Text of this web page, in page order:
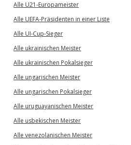
Alle U21-Europameister
Alle UEFA-Präsidenten in einer Liste
Alle UI-Cup-Sieger
Alle ukrainischen Meister
Alle ukrainischen Pokalsieger
Alle ungarischen Meister
Alle ungarischen Pokalsieger
Alle uruguayanischen Meister
Alle usbekischen Meister
Alle venezolanischen Meister